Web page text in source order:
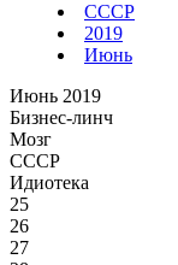
СССР
2019
Июнь
Июнь 2019
Бизнес-линч
Мозг
СССР
Идиотека
25
26
27